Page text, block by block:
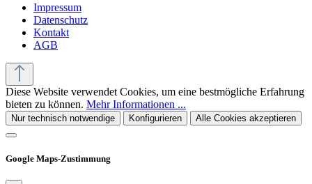
Impressum
Datenschutz
Kontakt
AGB
Diese Website verwendet Cookies, um eine bestmögliche Erfahrung
bieten zu können. Mehr Informationen ...
Nur technisch notwendige Konfigurieren Alle Cookies akzeptieren
Google Maps-Zustimmung